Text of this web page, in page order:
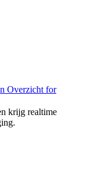
Overzicht for
krijg realtime